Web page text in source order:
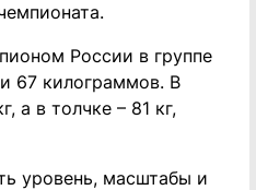
России в группе
67 килограммов. В
а в толчке – 81 кг,
уровень, масштабы и